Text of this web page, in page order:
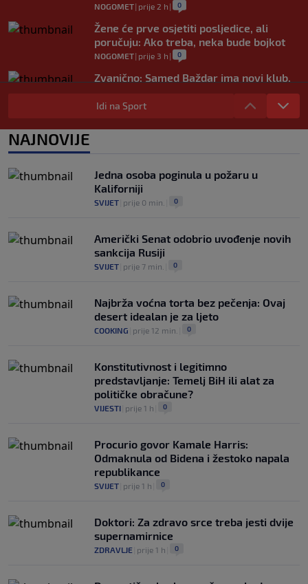
NOGOMET| prije 2 h | 0
Žene će prve osjetiti posljedice, ali
poručuju: Ako treba, neka bude bojkot
NOGOMET| prije 3 h | 0
Zvanično: Samed Baždar ima novi klub,
zadužio broj sa velikom "težinom"
NOGOMET|prije 5 h
Prije nekoliko godina zaludjela je
Idi na Sport
NAJNOVIJE
Jedna osoba poginula u požaru u
Kaliforniji
SVIJET prije 0 min. 0
Američki Senat odobrio uvođenje novih
sankcija Rusiji
SVIJET prije 7 min. 0
Najbrža voćna torta bez pečenja: Ovaj
desert idealan je za ljeto
COOKING prije 12 min. 0
Konstitutivnost i legitimno
predstavljanje: Temelj BiH ili alat za
političke obračune?
VIJESTI prije 1 h 0
Procurio govor Kamale Harris:
Odmaknula od Bidena i žestoko napala
republikance
SVIJET prije 1 h 0
Doktori: Za zdravo srce treba jesti dvije
supernamirnice
ZDRAVLJE prije 1 h 0